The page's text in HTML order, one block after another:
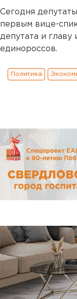
Сегодня
первым вице-
депутата и главу
единороссов.
Политика